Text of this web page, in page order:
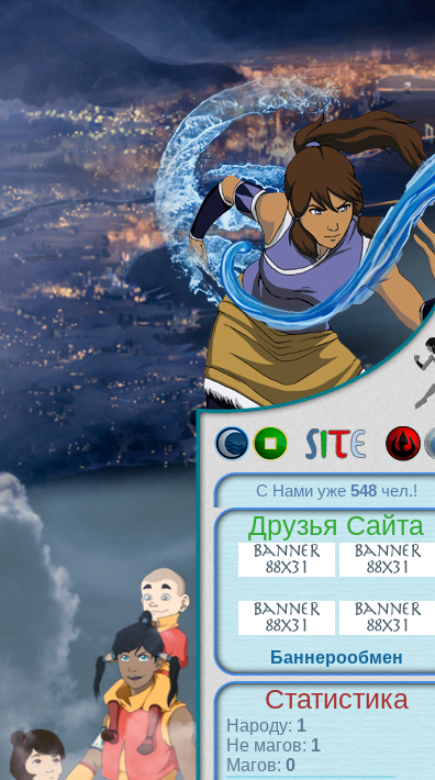
С Нами уже 548чел.!
Друзья Сайта
Баннерообмен
Статистика
Народу: 1
Не магов: 1
Магов: 0